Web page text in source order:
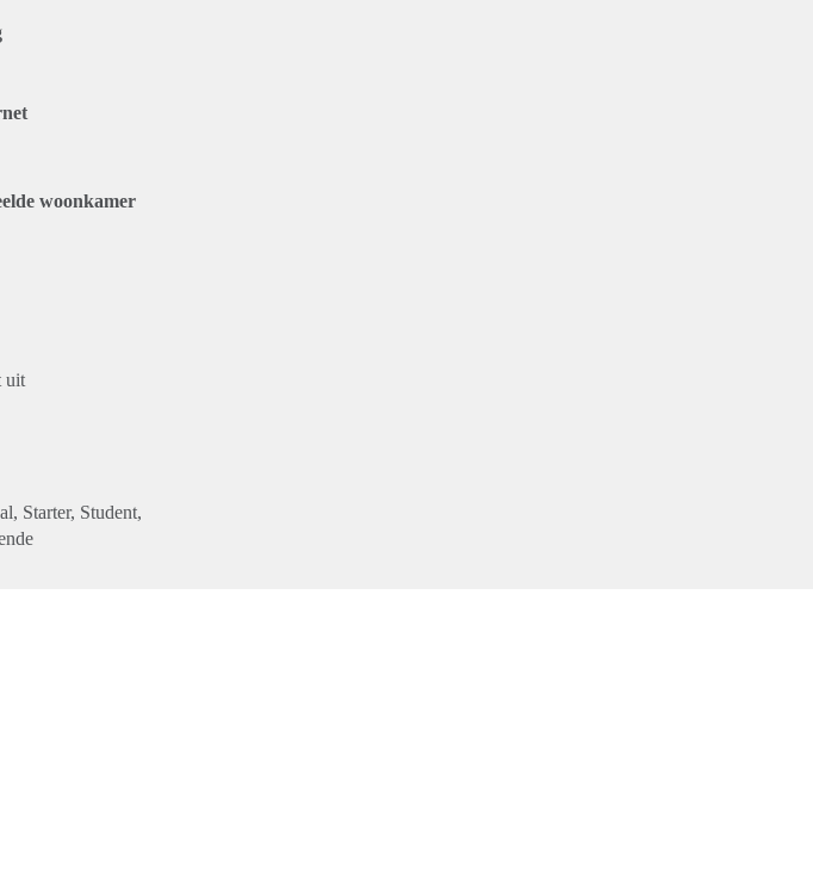
woonkamer
uit
Starter Student